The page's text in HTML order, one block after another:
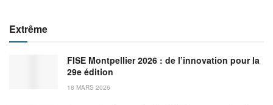
Extrême
FISE Montpellier 2026 : de l’innovation pour la
29e édition
18 MARS 2026